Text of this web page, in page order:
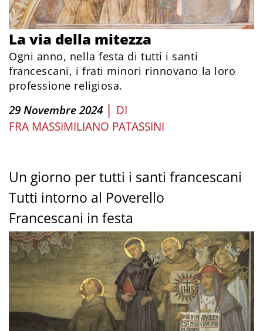
La via della mitezza
Ogni anno, nella festa di tutti i santi
francescani, i frati minori rinnovano la loro
professione religiosa.
29 Novembre 2024 | DI
FRA MASSIMILIANO PATASSINI
Un giorno per tutti i santi francescani
Tutti intorno al Poverello
Francescani in festa